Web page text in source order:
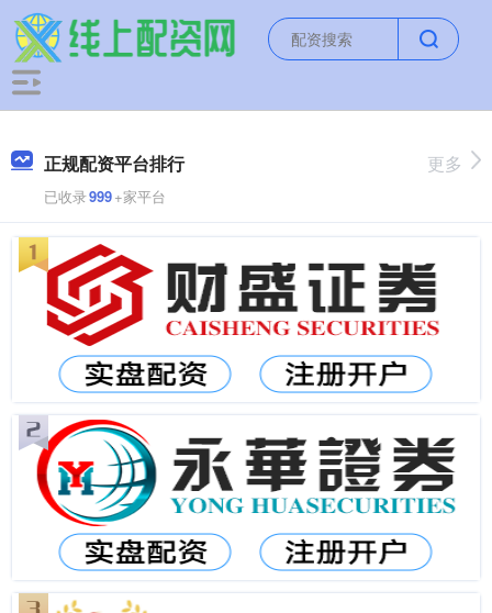
正规配资平台排行
已收录999+家平台
更多